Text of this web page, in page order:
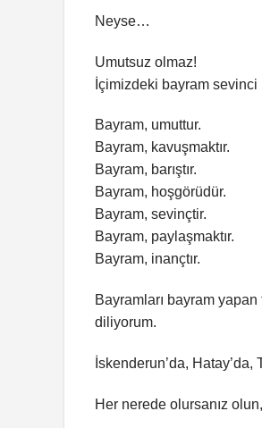
Neyse…
Umutsuz olmaz!
İçimizdeki bayram
Bayram, umuttur.
Bayram, kavuşmaktır.
Bayram, barıştır.
Bayram, hoşgörüdür.
Bayram, sevinçtir.
Bayram, paylaşmaktır.
Bayram, inançtır.
Bayramları bayram
diliyorum.
İskenderun’da,
Her nerede olursanız